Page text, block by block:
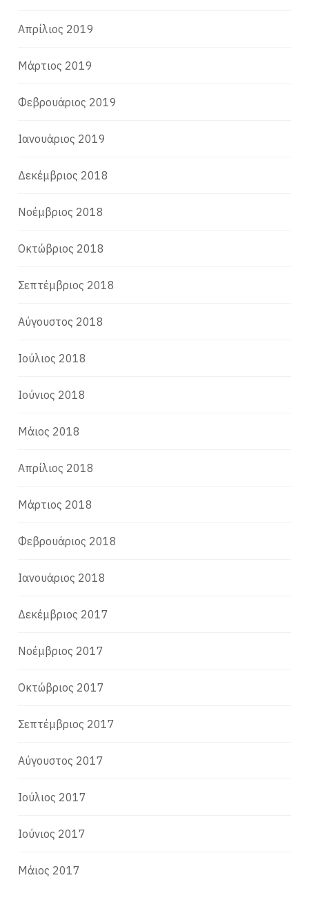
Απρίλιος 2019
Μάρτιος 2019
Φεβρουάριος 2019
Ιανουάριος 2019
Δεκέμβριος 2018
Νοέμβριος 2018
Οκτώβριος 2018
Σεπτέμβριος 2018
Αύγουστος 2018
Ιούλιος 2018
Ιούνιος 2018
Μάιος 2018
Απρίλιος 2018
Μάρτιος 2018
Φεβρουάριος 2018
Ιανουάριος 2018
Δεκέμβριος 2017
Νοέμβριος 2017
Οκτώβριος 2017
Σεπτέμβριος 2017
Αύγουστος 2017
Ιούλιος 2017
Ιούνιος 2017
Μάιος 2017